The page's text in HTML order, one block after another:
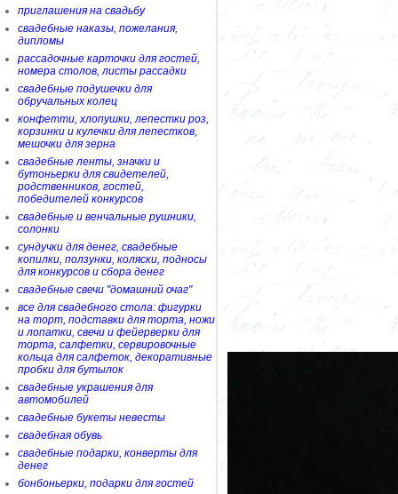
приглашения на свадьбу
свадебные наказы, пожелания,
дипломы
рассадочные карточки для гостей,
номера столов, листы рассадки
свадебные подушечки для
обручальных колец
конфетти, хлопушки, лепестки роз,
корзинки и кулечки для лепестков,
мешочки для зерна
свадебные ленты, значки и
бутоньерки для свидетелей,
родственников, гостей,
победителей конкурсов
свадебные и венчальные рушники,
солонки
сундучки для денег, свадебные
копилки, ползунки, коляски, подносы
для конкурсов и сбора денег
свадебные свечи "домашний очаг"
все для свадебного стола: фигурки
на торт, подставки для торта, ножи
и лопатки, свечи и фейерверки для
торта, салфетки, сервировочные
кольца для салфеток, декоративные
пробки для бутылок
свадебные украшения для
автомобилей
свадебные букеты невесты
свадебная обувь
свадебные подарки, конверты для
денег
бонбоньерки, подарки для гостей